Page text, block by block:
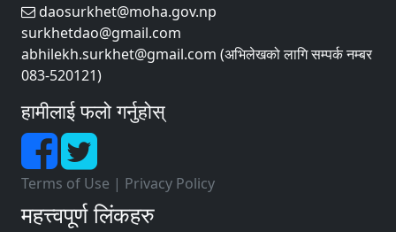
daosurkhet@moha.gov.np
surkhetdao@gmail.com
abhilekh.surkhet@gmail.com (अभिलेखको लागि सम्पर्क नम्बर
083-520121)
हामीलाई फलो गर्नुहोस्
Terms of Use | Privacy Policy
महत्त्वपूर्ण लिंकहरु